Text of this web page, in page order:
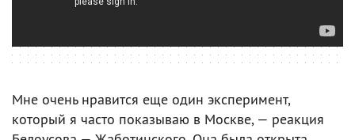
Мне очень нравится еще один эксперимент,
который я часто показываю в Москве, — реакция